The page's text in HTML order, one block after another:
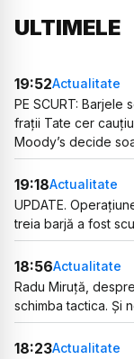
ULTIMELE
19:52Actualitate
PE SCURT: Barjele
frații Tate cer
Moody’s decide
19:18Actualitate
UPDATE.
treia barjă a fost
18:56Actualitate
Radu Miruță,
schimba tactica. Și
18:23Actualitate